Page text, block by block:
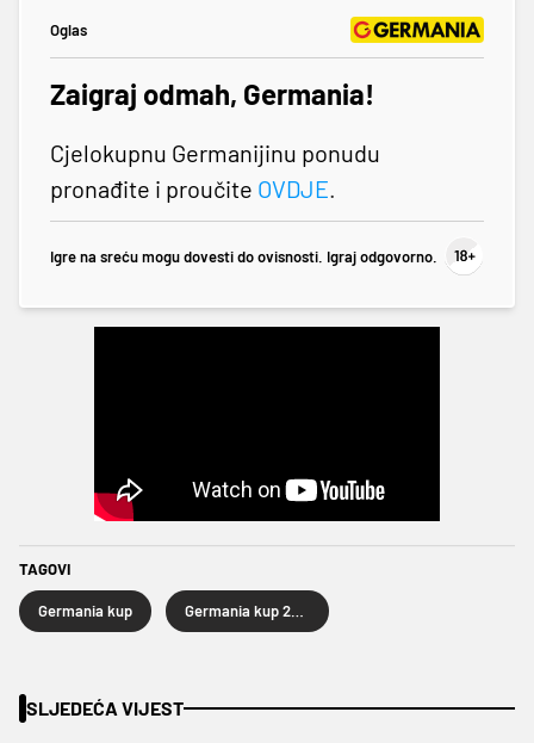
Oglas
Zaigraj odmah, Germania!
Cjelokupnu Germanijinu ponudu
pronađite i proučite OVDJE.
Igre na sreću mogu dovesti do ovisnosti. Igraj odgovorno.
TAGOVI
Germania kup
SLJEDEĆA VIJEST